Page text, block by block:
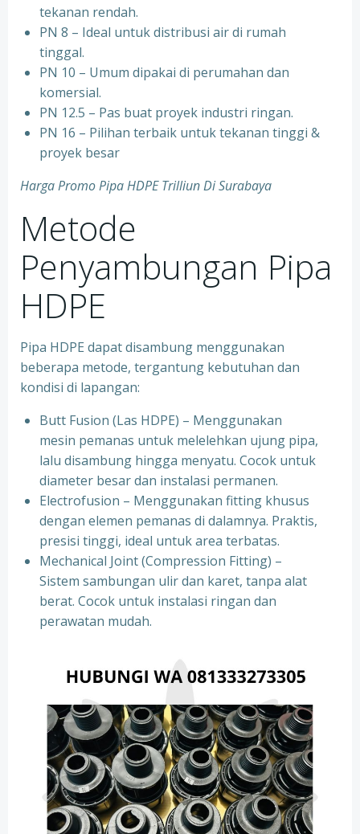
tekanan rendah.
PN 8 – Ideal untuk distribusi air di rumah
tinggal.
PN 10 – Umum dipakai di perumahan dan
komersial.
PN 12.5 – Pas buat proyek industri ringan.
PN 16 – Pilihan terbaik untuk tekanan tinggi &
proyek besar
Harga Promo Pipa HDPE Trilliun Di Surabaya
Metode
Penyambungan Pipa
HDPE
Pipa HDPE dapat disambung menggunakan
beberapa metode, tergantung kebutuhan dan
kondisi di lapangan:
Butt Fusion (Las HDPE) – Menggunakan
mesin pemanas untuk melelehkan ujung pipa,
lalu disambung hingga menyatu. Cocok untuk
diameter besar dan instalasi permanen.
Electrofusion – Menggunakan fitting khusus
dengan elemen pemanas di dalamnya. Praktis,
presisi tinggi, ideal untuk area terbatas.
Mechanical Joint (Compression Fitting) –
Sistem sambungan ulir dan karet, tanpa alat
berat. Cocok untuk instalasi ringan dan
perawatan mudah.